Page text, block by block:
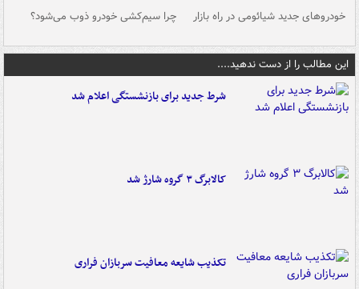
خودروهای جدید شیائومی در راه بازار چرا سیم‌کشی خودرو ذوب می‌شود؟
این مطالب را از دست ندهید....
شرط جدید برای بازنشستگی اعلام شد
کالابرگ ۳ گروه شارژ شد
تکذیب شایعه معافیت سربازان فراری